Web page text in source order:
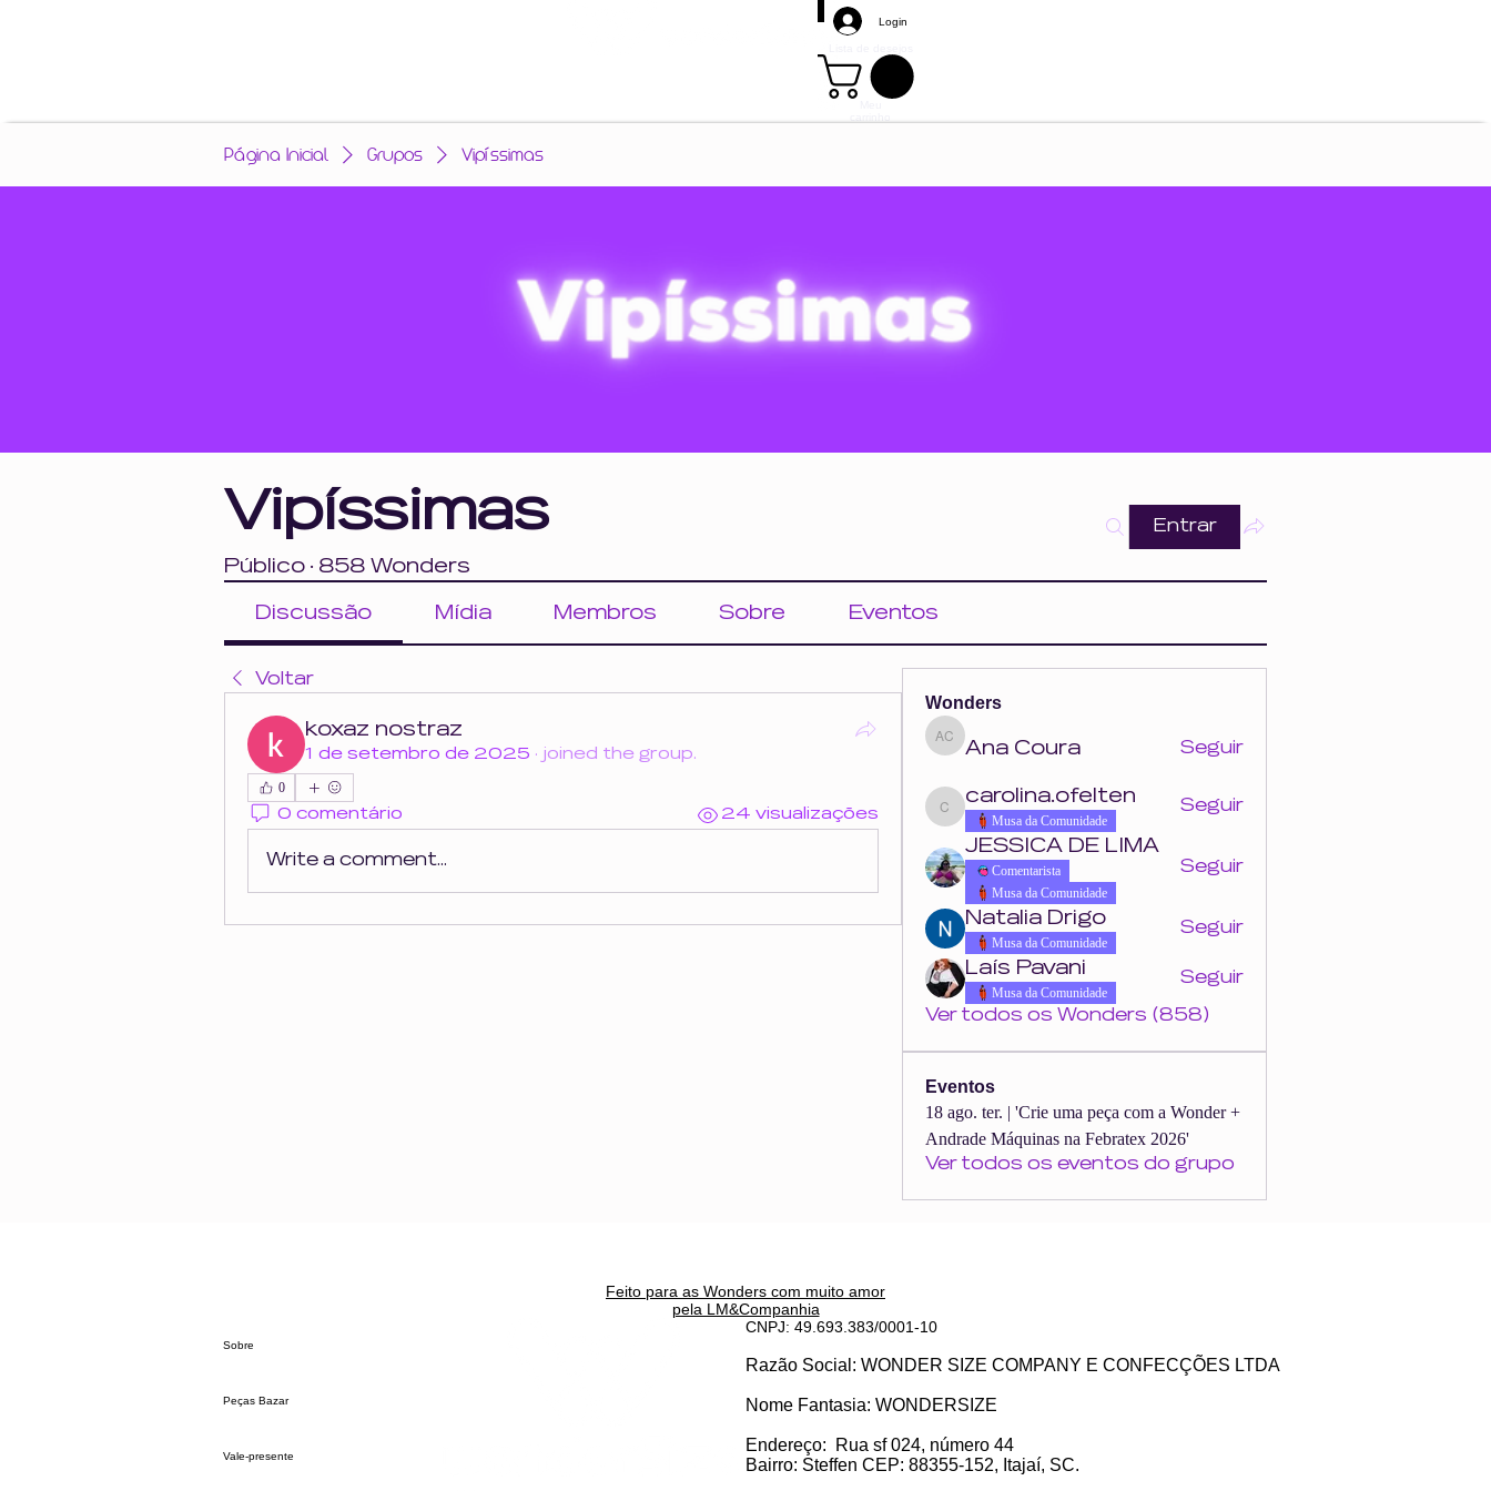
Login
Página Inicial Grupos Vipíssimas
Vipíssimas
Público · 858 Wonders
Entrar
Discussão Mídia Membros Sobre Eventos
Voltar
koxaz nostraz
1 de setembro de 2025 · joined the group.
0
0 comentário 24 visualizações
Write a comment...
Wonders
Ana Coura
Ana Coura Seguir
carolina.ofelten
carolina.ofelten
Musa da Comunidade
Seguir
JESSICA DE LIMA
Comentarista
Musa da Comunidade
Seguir
Natalia Drigo
Musa da Comunidade
Seguir
Laís Pavani
Musa da Comunidade
Seguir
Ver todos os Wonders (858)
Eventos
18 ago. ter. | 'Crie uma peça com a Wonder +
Andrade Máquinas na Febratex 2026'
Ver todos os eventos do grupo
Feito para as Wonders com muito amor
pela LM&Companhia
Sobre
Peças Bazar
Vale-presente
CNPJ: 49.693.383/0001-10
Razão Social: WONDER SIZE COMPANY E CONFECÇÕES LTDA
Nome Fantasia: WONDERSIZE
Endereço:
Rua sf 024, número 44
Bairro: Steffen CEP: 88355-152, Itajaí, SC.